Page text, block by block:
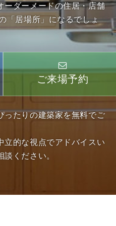
ーダーメードの住居・店舗
「居場所」になるでしょ
ご来場予約
ったりの建築家を無料でご
立的な視点でアドバイスい
ください。